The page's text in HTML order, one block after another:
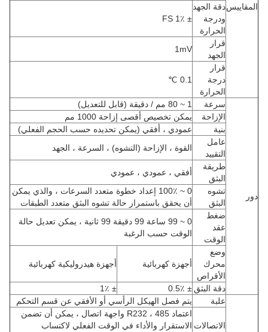
المقاييس دقة الجهد
ودرجة
الحرارة
± 1٪ FS
قرار
الجهد
1mV
قرار
درجة
الحرارة
0.1 ℃
دور
سرعة
الإزاحة
يمكن تخصيص أقصى إزاحة 1000 مم
بنية
عمودي ، أفقي (يمكن تحديده حسب الحجم الفعلي)
عامل
التقييد
القوة ، الإزاحة (التشوه) ، السرعة ، الجهد
طريقة
البثق
أفقي ، عمودي ، عمودي
تشوه
البثق
0 ~ 100٪ إعداد خطوة متعدد السرعات ، والذي يمكن
أن يحقق باستمرار حالة تشوه البثق متعدد الطبقات
ضغط
عقد
الوقت
0 ~ 99 ساعة 99 دقيقة 99 ثانية ، يمكن تعديل حالة
الوقت حسب الرغبة
وضع
محرك
الأقراص
أجهزة كهربائية أجهزة هيدروليكية كهربائية
دقة البثق ± 0.5٪ ± 1٪
علبة يتم فصل الهيكل الرأسي أو الأفقي عن قسم التحكم
الاتصالات
اعتماد R232 ، 485 واجهة اتصال ، يمكن أن تضمن
الاستقرار والأداء في الوقت الفعلي لاكتساب